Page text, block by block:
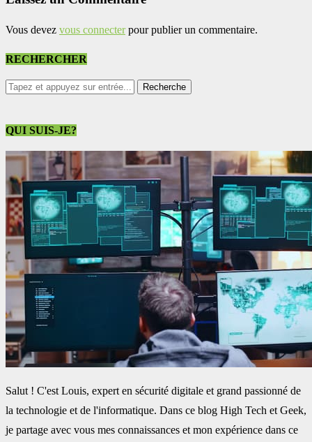
Vous devez vous connecterpour publier un commentaire.
RECHERCHER
QUI SUIS-JE?
Salut ! C'est Louis, expert en sécurité digitale et grand passionné de
la technologie et de l'informatique. Dans ce blog High Tech et Geek,
je partage avec vous mes connaissances et mon expérience dans ce